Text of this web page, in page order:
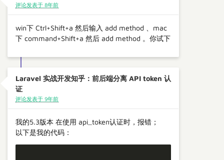
评论发表于 8年前
win下 Ctrl+Shift+a 然后输入 add method 、mac
下 command+Shift+a 然后 add method 。你试下
Laravel 实战开发知乎：前后端分离 API token 认
证
评论发表于 9年前
我的5.3版本 在使用 api_token认证时，报错；
以下是我的代码：